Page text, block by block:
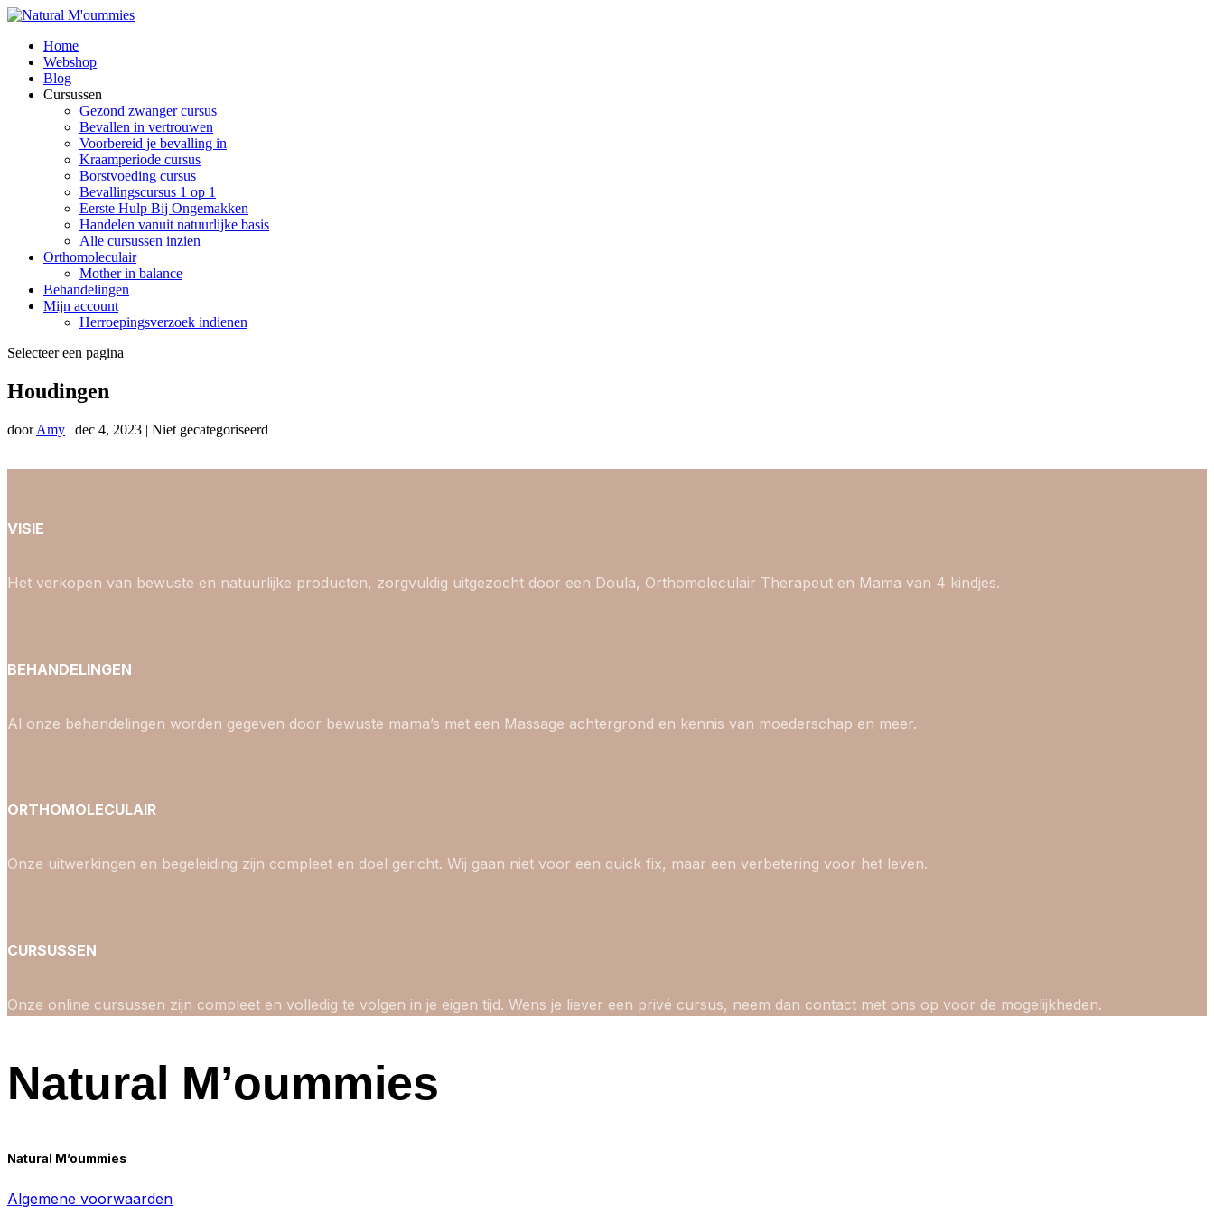
Home
Webshop
Blog
Cursussen
Gezond zwanger cursus
Bevallen in vertrouwen
Voorbereid je bevalling in
Kraamperiode cursus
Borstvoeding cursus
Bevallingscursus 1 op 1
Eerste Hulp Bij Ongemakken
Handelen vanuit natuurlijke basis
Alle cursussen inzien
Orthomoleculair
Mother in balance
Behandelingen
Mijn account
Herroepingsverzoek indienen
Selecteer een pagina
Houdingen
doorAmy | dec 4, 2023 | Niet gecategoriseerd
VISIE
Het verkopen van bewuste en natuurlijke producten, zorgvuldig uitgezocht door een Doula, Orthomoleculair Therapeut en Mama van 4 kindjes.
BEHANDELINGEN
Al onze behandelingen worden gegeven door bewuste mama’s met een Massage achtergrond en kennis van moederschap en meer.
ORTHOMOLECULAIR
Onze uitwerkingen en begeleiding zijn compleet en doel gericht. Wij gaan niet voor een quick fix, maar een verbetering voor het leven.
CURSUSSEN
Onze online cursussen zijn compleet en volledig te volgen in je eigen tijd. Wens je liever een privé cursus, neem dan contact met ons op voor de mogelijkheden.
Natural M’oummies
Natural M’oummies
Algemene voorwaarden